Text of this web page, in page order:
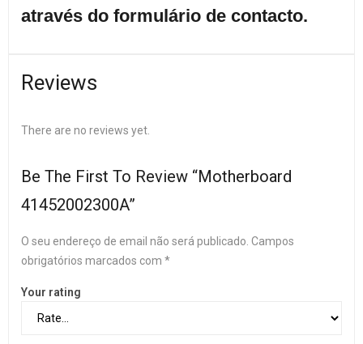
através do formulário de contacto.
Reviews
There are no reviews yet.
Be The First To Review “Motherboard
41452002300A”
O seu endereço de email não será publicado. Campos
obrigatórios marcados com *
Your rating